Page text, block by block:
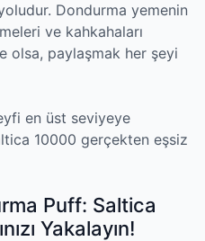
Dondurma yemenin
ve kahkahaları
olsa, paylaşmak her şeyi
en üst seviyeye
10000 gerçekten eşsiz
Puff: Saltica
Yakalayın!